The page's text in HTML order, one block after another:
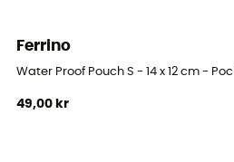
Ferrino
Water Proof Pouch S - 14 x 12 cm -
49,00 kr